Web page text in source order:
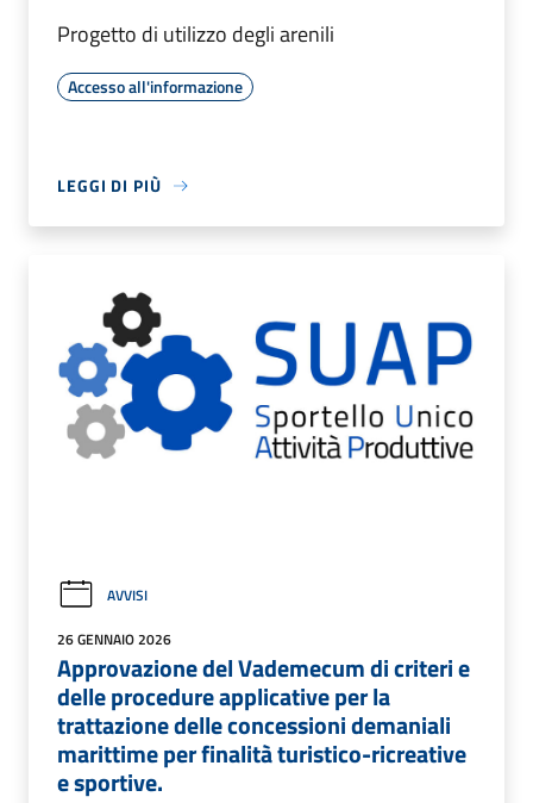
Progetto di utilizzo degli arenili
Accesso all'informazione
LEGGI DI PIÙ
AVVISI
26 GENNAIO 2026
Approvazione del Vademecum di criteri e
delle procedure applicative per la
trattazione delle concessioni demaniali
marittime per finalità turistico-ricreative
e sportive.